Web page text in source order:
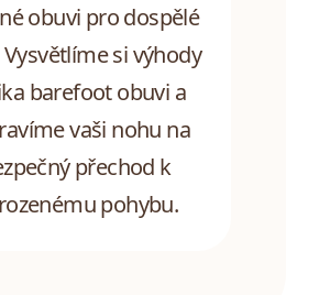
obuvi pro dospělé
Vysvětlíme si výhody
barefoot obuvi a
vaši nohu na
přechod k
pohybu.